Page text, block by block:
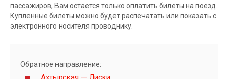
пассажиров, Вам остается только оплатить билеты на поезд.
Купленные билеты можно будет распечатать или показать с
электронного носителя проводнику.
Обратное направление: